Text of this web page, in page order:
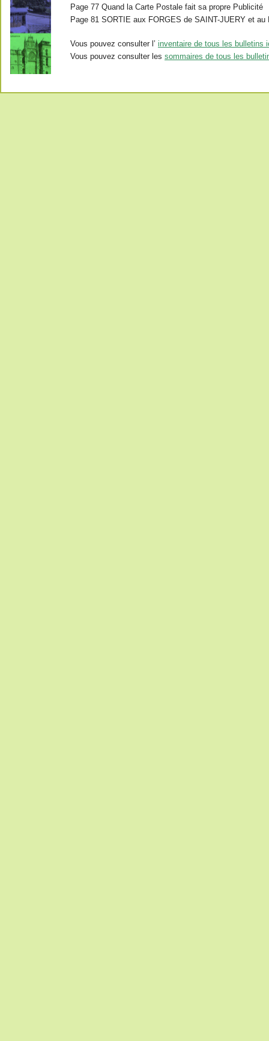
Page 77 Quand la Carte Postale fait sa propre Publicité
Page 81 SORTIE aux FORGES de SAINT-JUERY et
Vous pouvez consulter l’ inventaire de tous les bulletins
Vous pouvez consulter les sommaires de tous les